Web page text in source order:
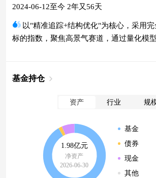
2024-06-12至今 2年又56天
以"精准追踪+结构优化"为核心，采用
标的指数，聚焦高景气赛道，通过量化模
基金持仓
资产 行业 规
1.98亿元
净资产
2026-06-30
基金
债券
现金
其他